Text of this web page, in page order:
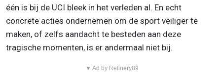
één is bij de UCI bleek in het verleden al. En echt
concrete acties ondernemen om de sport veiliger te
maken, of zelfs aandacht te besteden aan deze
tragische momenten, is er andermaal niet bij.
▼ Ad by Refinery89